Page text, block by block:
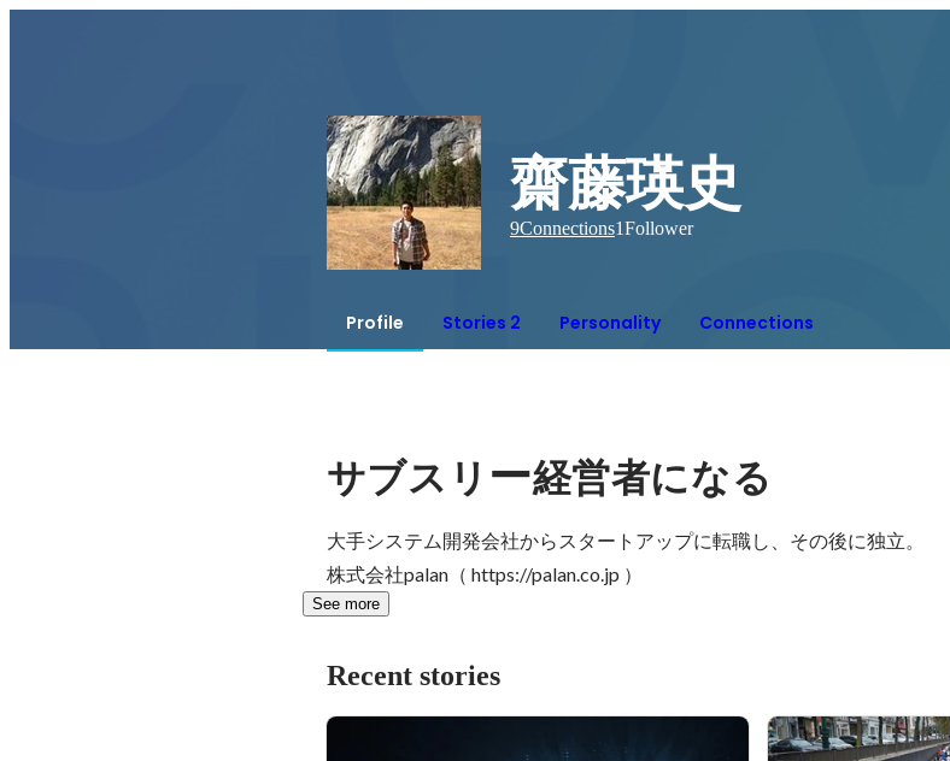
齋藤瑛史
9Connections1Follower
Profile Stories 2 Personality Connections
サブスリ ー経営者になる
大手システム開発会社からスタートアップに転職し、その後に独立。
株式会社palan（ https://palan.co.jp ）
See more
Recent stories